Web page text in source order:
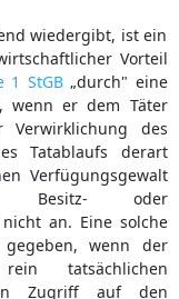
wiedergibt, ist ein
Vorteil
1 StGB„durch" eine
wenn er dem Täter
des
Tatablaufs derart
Verfügungsgewalt
Besitz- oder
an. Eine solche
wenn der
tatsächlichen
Zugriff auf den